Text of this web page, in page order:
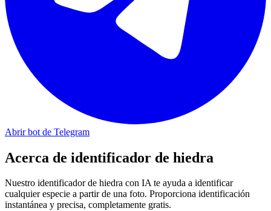
Abrir bot de Telegram
Acerca de identificador de hiedra
Nuestro identificador de hiedra con IA te ayuda a identificar
cualquier especie a partir de una foto. Proporciona identificación
instantánea y precisa, completamente gratis.